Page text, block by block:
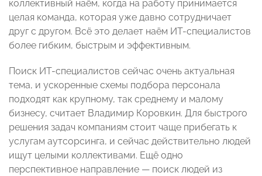
коллективный наём, когда на работу принимается
целая команда, которая уже давно сотрудничает
друг с другом. Всё это делает наём ИТ-специалистов
более гибким, быстрым и эффективным.
Поиск ИТ-специалистов сейчас очень актуальная
тема, и ускоренные схемы подбора персонала
подходят как крупному, так среднему и малому
бизнесу, считает Владимир Коровкин. Для быстрого
решения задач компаниям стоит чаще прибегать к
услугам аутсорсинга, и сейчас действительно людей
ищут целыми коллективами. Ещё одно
перспективное направление — поиск людей из